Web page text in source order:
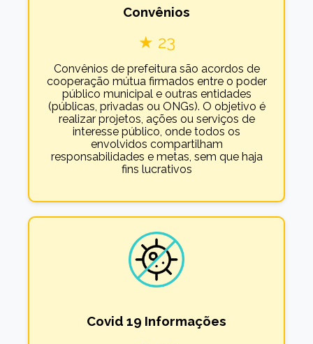
Convênios
★ 23
Convênios de prefeitura são acordos de
cooperação mútua firmados entre o poder
público municipal e outras entidades
(públicas, privadas ou ONGs). O objetivo é
realizar projetos, ações ou serviços de
interesse público, onde todos os
envolvidos compartilham
responsabilidades e metas, sem que haja
fins lucrativos
Covid 19 Informações